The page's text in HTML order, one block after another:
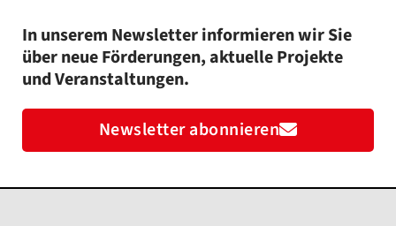
In unserem Newsletter informieren wir Sie
über neue Förderungen, aktuelle Projekte
und Veranstaltungen.
Newsletter abonnieren